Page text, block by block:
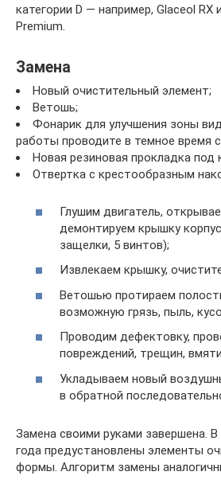
категории D — например, Glaceol RX
Premium.
Замена
Новый очистительный элемент;
Ветошь;
Фонарик для улучшения зоны
работы проводите в темное время
Новая резиновая прокладка под
Отвертка с крестообразным
Глушим двигатель,
демонтируем крышку
защелки, 5 винтов);
Извлекаем крышку,
Ветошью протираем
возможную грязь, пыль,
Проводим дефектовку,
повреждений, трещин,
Укладываем новый
в обратной
Замена своими руками завершена.
года предустановлены элементы
формы. Алгоритм замены